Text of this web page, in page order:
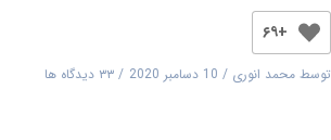
+۶۹
توسط محمد انوری 10 دسامبر 2020 ۳۳ دیدگاه ها